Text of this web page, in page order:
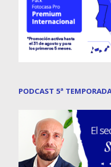
PODCAST 5ª